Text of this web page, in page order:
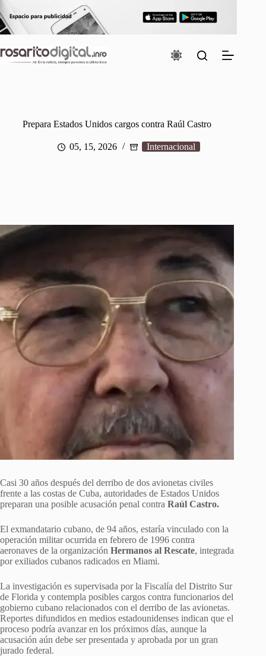
al
contenido
Prepara Estados Unidos cargos contra Raúl Castro
05, 15, 2026 Internacional
Casi 30 años después del derribo de dos avionetas civiles
frente a las costas de Cuba, autoridades de Estados Unidos
preparan una posible acusación penal contra Raúl Castro.
El exmandatario cubano, de 94 años, estaría vinculado con la
operación militar ocurrida en febrero de 1996 contra
aeronaves de la organización Hermanos al Rescate, integrada
por exiliados cubanos radicados en Miami.
La investigación es supervisada por la Fiscalía del Distrito Sur
de Florida y contempla posibles cargos contra funcionarios del
gobierno cubano relacionados con el derribo de las avionetas.
Reportes difundidos en medios estadounidenses indican que el
proceso podría avanzar en los próximos días, aunque la
acusación aún debe ser presentada y aprobada por un gran
jurado federal.